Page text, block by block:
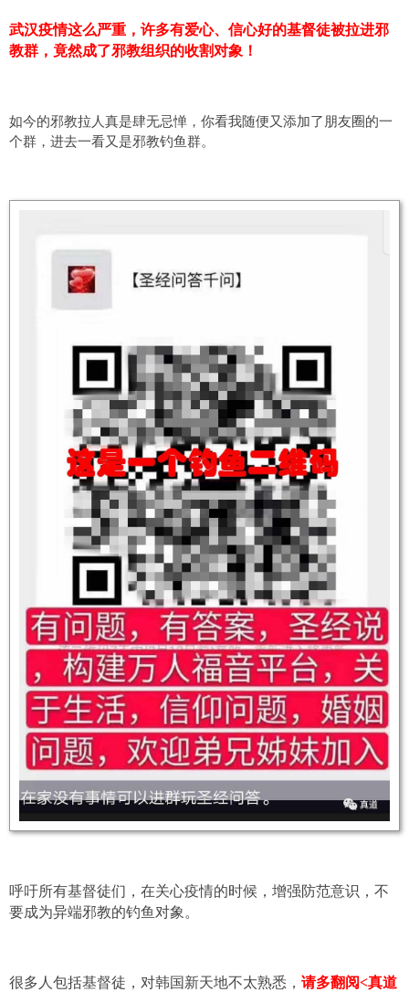
武汉疫情这么严重，许多有爱心、信心好的基督徒被拉进邪
教群，竟然成了邪教组织的收割对象！
如今的邪教拉人真是肆无忌惮，你看我随便又添加了朋友圈的一
个群，进去一看又是邪教钓鱼群。
呼吁所有基督徒们，在关心疫情的时候，增强防范意识，不
要成为异端邪教的钓鱼对象。
很多人包括基督徒，对韩国新天地不太熟悉， 请多翻阅<真道